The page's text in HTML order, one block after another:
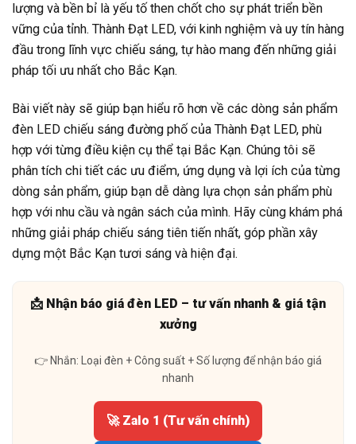
lượng và bền bỉ là yếu tố then chốt cho sự phát triển bền
vững của tỉnh. Thành Đạt LED, với kinh nghiệm và uy tín hàng
đầu trong lĩnh vực chiếu sáng, tự hào mang đến những giải
pháp tối ưu nhất cho Bắc Kạn.
Bài viết này sẽ giúp bạn hiểu rõ hơn về các dòng sản phẩm
đèn LED chiếu sáng đường phố của Thành Đạt LED, phù
hợp với từng điều kiện cụ thể tại Bắc Kạn. Chúng tôi sẽ
phân tích chi tiết các ưu điểm, ứng dụng và lợi ích của từng
dòng sản phẩm, giúp bạn dễ dàng lựa chọn sản phẩm phù
hợp với nhu cầu và ngân sách của mình. Hãy cùng khám phá
những giải pháp chiếu sáng tiên tiến nhất, góp phần xây
dựng một Bắc Kạn tươi sáng và hiện đại.
📩 Nhận báo giá đèn LED – tư vấn nhanh & giá tận
xưởng
👉 Nhắn: Loại đèn + Công suất + Số lượng để nhận báo giá
nhanh
🚀 Zalo 1 (Tư vấn chính)